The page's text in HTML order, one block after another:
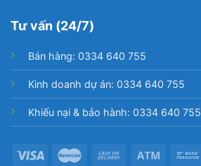
Tư vấn (24/7)
Bán hàng: 0334 640 755
Kinh doanh dự án: 0334 640 755
Khiếu nại & bảo hành: 0334 640 755